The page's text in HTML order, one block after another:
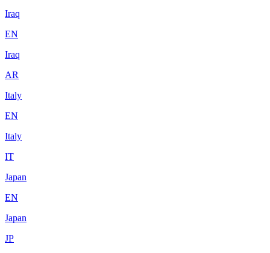
Iraq
EN
Iraq
AR
Italy
EN
Italy
IT
Japan
EN
Japan
JP